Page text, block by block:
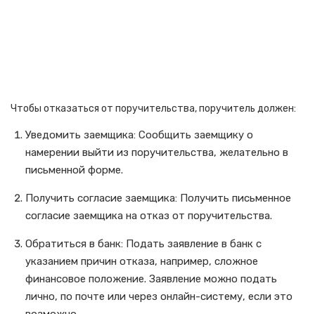
Чтобы отказаться от поручительства, поручитель должен:
Уведомить заемщика: Сообщить заемщику о
намерении выйти из поручительства, желательно в
письменной форме.
Получить согласие заемщика: Получить письменное
согласие заемщика на отказ от поручительства.
Обратиться в банк: Подать заявление в банк с
указанием причин отказа, например, сложное
финансовое положение. Заявление можно подать
лично, по почте или через онлайн-систему, если это